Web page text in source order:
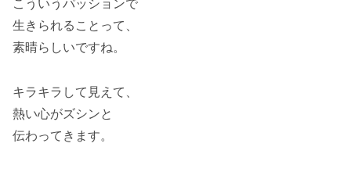
こういうパッションで
生きられることって、
素晴らしいですね。
キラキラして見えて、
熱い心がズシンと
伝わってきます。